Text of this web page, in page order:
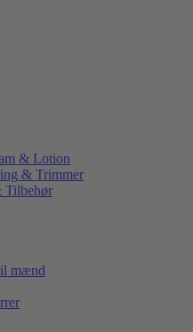
& Lotion
& Trimmer
Tilbehør
mænd